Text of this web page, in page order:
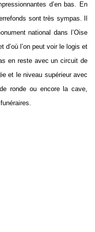
d’en bas. En
sont très sympas. Il
national dans l’Oise
d’où l’on peut voir le logis et
en reste avec un circuit de
et le niveau supérieur avec
ronde ou encore la cave,